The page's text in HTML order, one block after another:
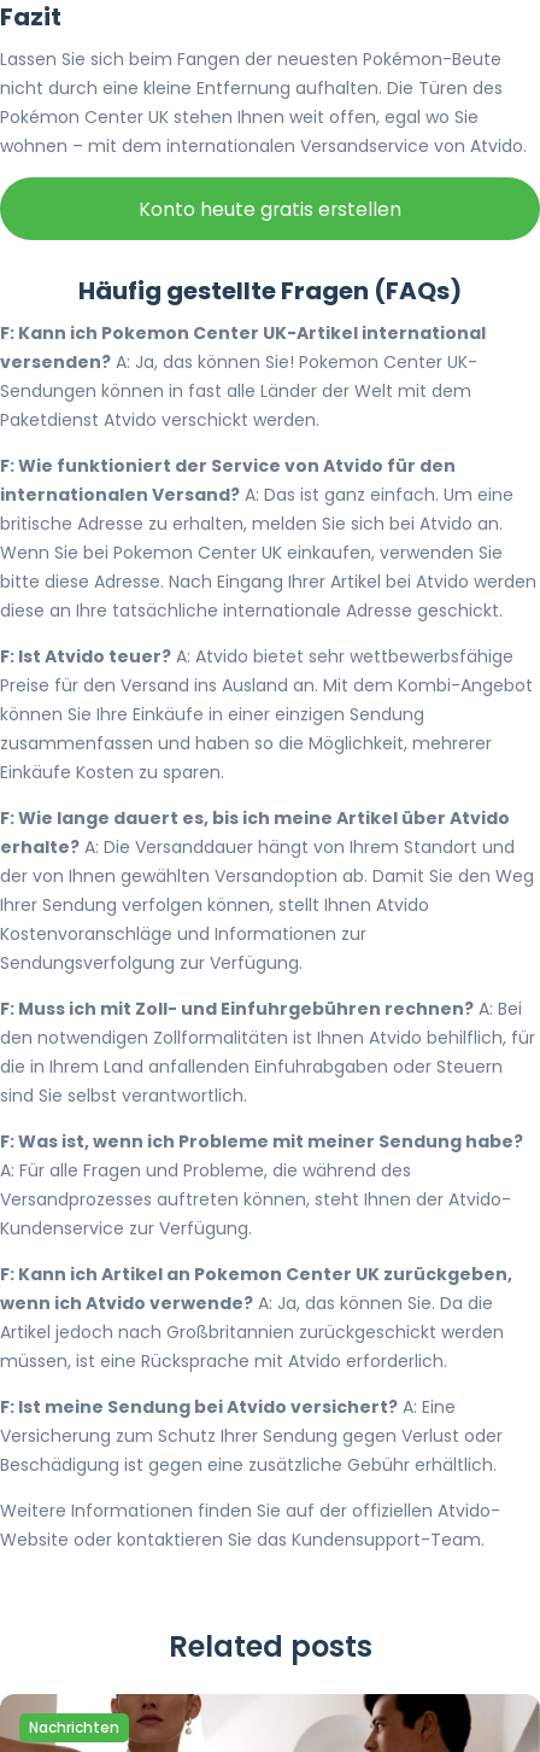
Fazit
Lassen Sie sich beim Fangen der neuesten Pokémon-Beute
nicht durch eine kleine Entfernung aufhalten. Die Türen des
Pokémon Center UK stehen Ihnen weit offen, egal wo Sie
wohnen – mit dem internationalen Versandservice von Atvido.
Konto heute gratis erstellen
Häufig gestellte Fragen (FAQs)
F: Kann ich Pokemon Center UK-Artikel international
versenden? A: Ja, das können Sie! Pokemon Center UK-
Sendungen können in fast alle Länder der Welt mit dem
Paketdienst Atvido verschickt werden.
F: Wie funktioniert der Service von Atvido für den
internationalen Versand? A: Das ist ganz einfach. Um eine
britische Adresse zu erhalten, melden Sie sich bei Atvido an.
Wenn Sie bei Pokemon Center UK einkaufen, verwenden Sie
bitte diese Adresse. Nach Eingang Ihrer Artikel bei Atvido werden
diese an Ihre tatsächliche internationale Adresse geschickt.
F: Ist Atvido teuer? A: Atvido bietet sehr wettbewerbsfähige
Preise für den Versand ins Ausland an. Mit dem Kombi-Angebot
können Sie Ihre Einkäufe in einer einzigen Sendung
zusammenfassen und haben so die Möglichkeit, mehrerer
Einkäufe Kosten zu sparen.
F: Wie lange dauert es, bis ich meine Artikel über Atvido
erhalte? A: Die Versanddauer hängt von Ihrem Standort und
der von Ihnen gewählten Versandoption ab. Damit Sie den Weg
Ihrer Sendung verfolgen können, stellt Ihnen Atvido
Kostenvoranschläge und Informationen zur
Sendungsverfolgung zur Verfügung.
F: Muss ich mit Zoll- und Einfuhrgebühren rechnen? A: Bei
den notwendigen Zollformalitäten ist Ihnen Atvido behilflich, für
die in Ihrem Land anfallenden Einfuhrabgaben oder Steuern
sind Sie selbst verantwortlich.
F: Was ist, wenn ich Probleme mit meiner Sendung habe?
A: Für alle Fragen und Probleme, die während des
Versandprozesses auftreten können, steht Ihnen der Atvido-
Kundenservice zur Verfügung.
F: Kann ich Artikel an Pokemon Center UK zurückgeben,
wenn ich Atvido verwende? A: Ja, das können Sie. Da die
Artikel jedoch nach Großbritannien zurückgeschickt werden
müssen, ist eine Rücksprache mit Atvido erforderlich.
F: Ist meine Sendung bei Atvido versichert? A: Eine
Versicherung zum Schutz Ihrer Sendung gegen Verlust oder
Beschädigung ist gegen eine zusätzliche Gebühr erhältlich.
Weitere Informationen finden Sie auf der offiziellen Atvido-
Website oder kontaktieren Sie das Kundensupport-Team.
Related posts
Nachrichten